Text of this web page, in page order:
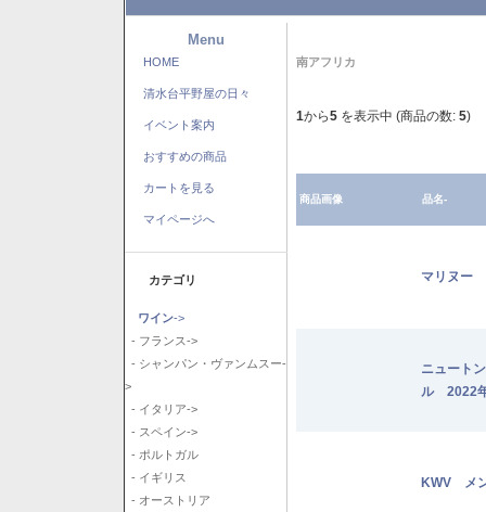
Menu
HOME
清水台平野屋の日々
イベント案内
おすすめの商品
カートを見る
マイページへ
カテゴリ
ワイン->
- フランス->
- シャンパン・ヴァンムスー-
>
- イタリア->
- スペイン->
- ポルトガル
- イギリス
- オーストリア
南アフリカ
1から5 を表示中 (商品の数: 5)
商品画像 品名-
マリヌー
ニュート
ル 2022
KWV メ